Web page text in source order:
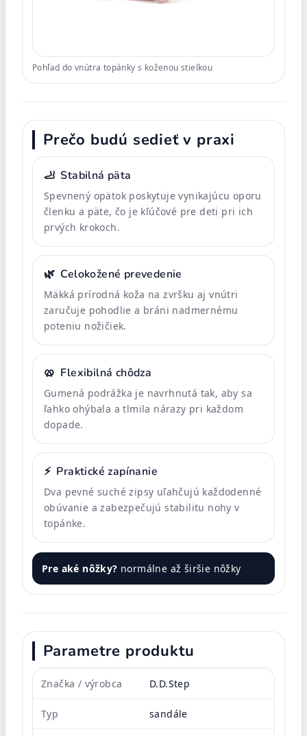
Pohľad do vnútra topánky s koženou stielkou
Prečo budú sedieť v praxi
🦶 Stabilná päta
Spevnený opätok poskytuje vynikajúcu oporu
členku a päte, čo je kľúčové pre deti pri ich
prvých krokoch.
🌿 Celokožené prevedenie
Mäkká prírodná koža na zvršku aj vnútri
zaručuje pohodlie a bráni nadmernému
poteniu nožičiek.
🥨 Flexibilná chôdza
Gumená podrážka je navrhnutá tak, aby sa
ľahko ohýbala a tlmila nárazy pri každom
dopade.
⚡ Praktické zapínanie
Dva pevné suché zipsy uľahčujú každodenné
obúvanie a zabezpečujú stabilitu nohy v
topánke.
Pre aké nôžky? normálne až širšie nôžky
Parametre produktu
Značka / výrobca D.D.Step
Typ sandále